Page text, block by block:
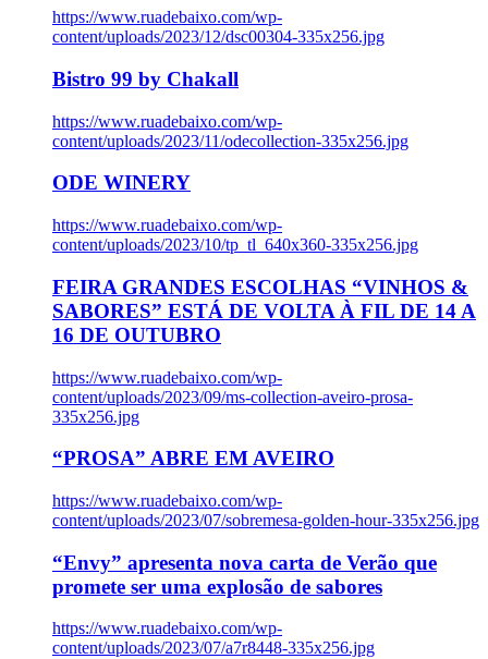
https://www.ruadebaixo.com/wp-
content/uploads/2023/12/dsc00304-335x256.jpg
Bistro 99 by Chakall
https://www.ruadebaixo.com/wp-
content/uploads/2023/11/odecollection-335x256.jpg
ODE WINERY
https://www.ruadebaixo.com/wp-
content/uploads/2023/10/tp_tl_640x360-335x256.jpg
FEIRA GRANDES ESCOLHAS “VINHOS &
SABORES” ESTÁ DE VOLTA À FIL DE 14 A
16 DE OUTUBRO
https://www.ruadebaixo.com/wp-
content/uploads/2023/09/ms-collection-aveiro-prosa-
335x256.jpg
“PROSA” ABRE EM AVEIRO
https://www.ruadebaixo.com/wp-
content/uploads/2023/07/sobremesa-golden-hour-335x256.jpg
“Envy” apresenta nova carta de Verão que
promete ser uma explosão de sabores
https://www.ruadebaixo.com/wp-
content/uploads/2023/07/a7r8448-335x256.jpg